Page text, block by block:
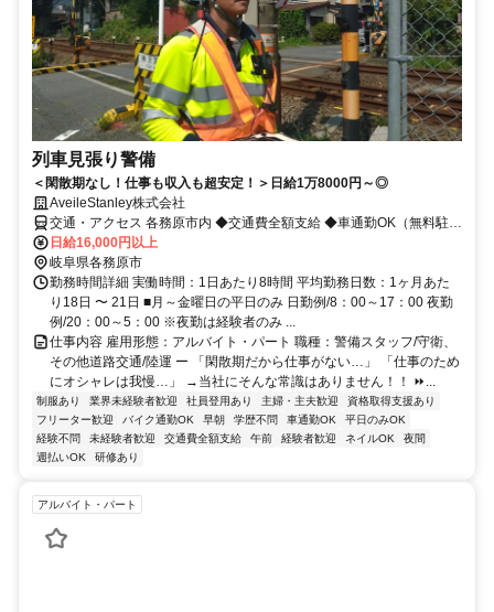
列車見張り警備
＜閑散期なし！仕事も収入も超安定！＞日給1万8000円～◎
AveileStanley株式会社
交通・アクセス 各務原市内 ◆交通費全額支給 ◆車通勤OK（無料駐車
場完備）
日給16,000円以上
岐阜県各務原市
勤務時間詳細 実働時間：1日あたり8時間 平均勤務日数：1ヶ月あた
り18日 〜 21日 ■月～金曜日の平日のみ 日勤例/8：00～17：00 夜勤
例/20：00～5：00 ※夜勤は経験者のみ ...
仕事内容 雇用形態：アルバイト・パート 職種：警備スタッフ/守衛、
その他道路交通/陸運 ー 「閑散期だから仕事がない…」 「仕事のため
にオシャレは我慢…」 →当社にそんな常識はありません！！ ⏩...
制服あり 業界未経験者歓迎 社員登用あり 主婦・主夫歓迎
資格取得支援あり
フリーター歓迎
バイク通勤OK 早朝 学歴不問 車通勤OK
平日のみOK
経験不問
未経験者歓迎 交通費全額支給 午前 経験者歓迎 ネイルOK
夜間
週払いOK
研修あり
アルバイト・パート